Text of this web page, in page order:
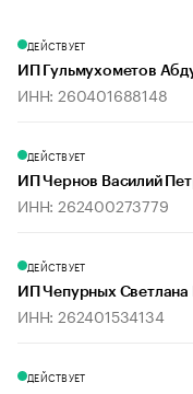
ДЕЙСТВУЕТ
ИП Гульмухометов
ИНН: 260401688148
ДЕЙСТВУЕТ
ИП Чернов Василий
ИНН: 262400273779
ДЕЙСТВУЕТ
ИП Чепурных Светлана
ИНН: 262401534134
ДЕЙСТВУЕТ